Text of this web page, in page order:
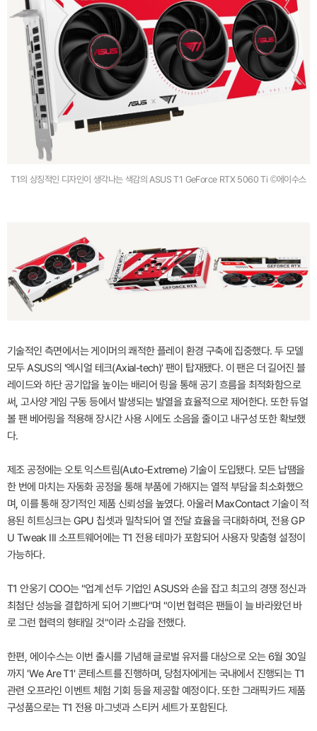
T1의 상징적인 디자인이 생각나는 색감의 ASUS T1 GeForce RTX 5060 Ti ©에이수스
기술적인 측면에서는 게이머의 쾌적한 플레이 환경 구축에 집중했다. 두 모델
모두 ASUS의 '엑시얼 테크(Axial-tech)' 팬이 탑재됐다. 이 팬은 더 길어진 블
레이드와 하단 공기압을 높이는 배리어 링을 통해 공기 흐름을 최적화함으로
써, 고사양 게임 구동 등에서 발생되는 발열을 효율적으로 제어한다. 또한 듀얼
볼 팬 베어링을 적용해 장시간 사용 시에도 소음을 줄이고 내구성 또한 확보했
다.
제조 공정에는 오토 익스트림(Auto-Extreme) 기술이 도입됐다. 모든 납땜을
한 번에 마치는 자동화 공정을 통해 부품에 가해지는 열적 부담을 최소화했으
며, 이를 통해 장기적인 제품 신뢰성을 높였다. 아울러 MaxContact 기술이 적
용된 히트싱크는 GPU 칩셋과 밀착되어 열 전달 효율을 극대화하며, 전용 GP
U Tweak III 소프트웨어에는 T1 전용 테마가 포함되어 사용자 맞춤형 설정이
가능하다.
T1 안웅기 COO는 "업계 선두 기업인 ASUS와 손을 잡고 최고의 경쟁 정신과
최첨단 성능을 결합하게 되어 기쁘다"며 "이번 협력은 팬들이 늘 바라왔던 바
로 그런 협력의 형태일 것"이라 소감을 전했다.
한편, 에이수스는 이번 출시를 기념해 글로벌 유저를 대상으로 오는 6월 30일
까지 'We Are T1' 콘테스트를 진행하며, 당첨자에게는 국내에서 진행되는 T1
관련 오프라인 이벤트 체험 기회 등을 제공할 예정이다. 또한 그래픽카드 제품
구성품으로는 T1 전용 마그넷과 스티커 세트가 포함된다.